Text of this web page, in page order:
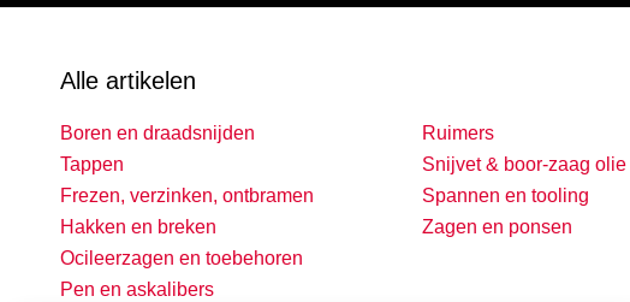
Alle artikelen
Boren en draadsnijden
Tappen
Frezen, verzinken, ontbramen
Hakken en breken
Ocileerzagen en toebehoren
Pen en askalibers
Ruimers
Snijvet & boor-zaag olie
Spannen en tooling
Zagen en ponsen